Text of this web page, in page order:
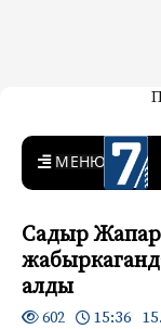
7-
Жаңылыктар —
MENU
Садыр
алды
602 15:36